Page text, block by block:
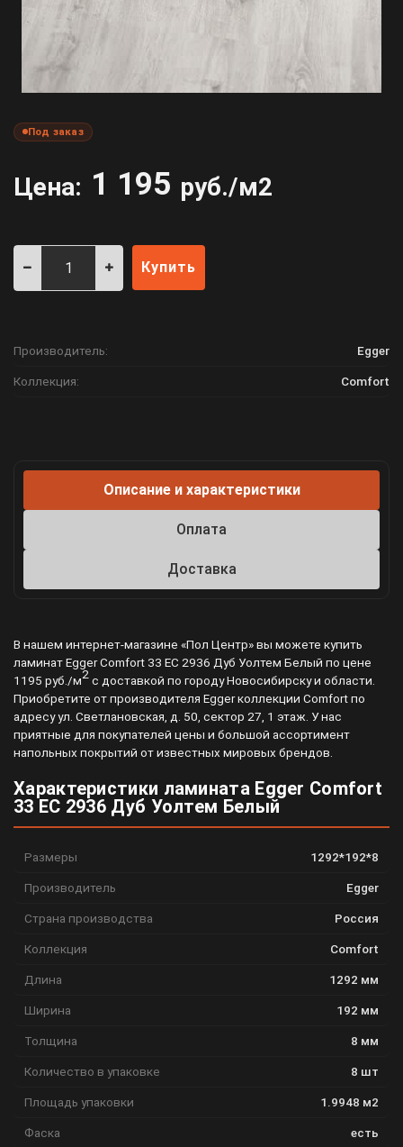
Под заказ
Цена: 1 195 руб./м2
Купить
Производитель: Egger
Коллекция: Comfort
Описание и характеристики
Оплата
Доставка
В нашем интернет-магазине «Пол Центр» вы можете купить
ламинат Egger Comfort 33 EC 2936 Дуб Уолтем Белый по цене
1195 руб./м2с доставкой по городу Новосибирску и области.
Приобретите от производителя Egger коллекции Comfort по
адресу ул. Светлановская, д. 50, сектор 27, 1 этаж. У нас
приятные для покупателей цены и большой ассортимент
напольных покрытий от известных мировых брендов.
Характеристики ламината Egger Comfort
33 EC 2936 Дуб Уолтем Белый
Размеры 1292*192*8
Производитель Egger
Страна производства Россия
Коллекция Comfort
Длина 1292 мм
Ширина 192 мм
Толщина 8 мм
Количество в упаковке 8 шт
Площадь упаковки 1.9948 м2
Фаска есть